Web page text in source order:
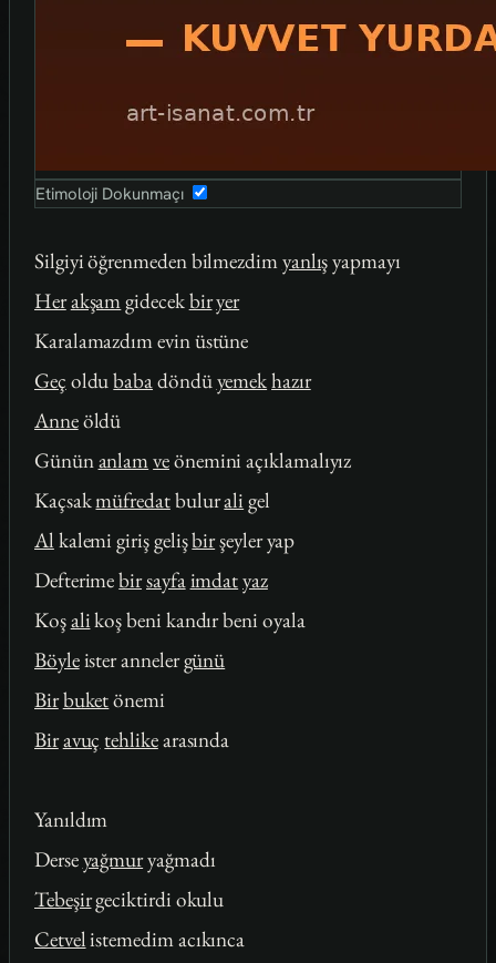
Etimoloji Dokunmaçı
Silgiyi öğrenmeden bilmezdimyanlışyapmayı
Herakşamgidecekbiryer
Karalamazdım evin üstüne
Geç oldubabadöndüyemekhazır
Anneöldü
Gününanlamveönemini açıklamalıyız
Kaçsakmüfredatbulurali gel
Al kalemi giriş gelişbirşeyler yap
Defterimebirsayfaimdatyaz
Koşalikoş beni kandır beni oyala
Böyleister annelergünü
Birbuketönemi
Biravuç tehlikearasında
Yanıldım
Derseyağmuryağmadı
Tebeşirgeciktirdi okulu
Cetvelistemedim acıkınca